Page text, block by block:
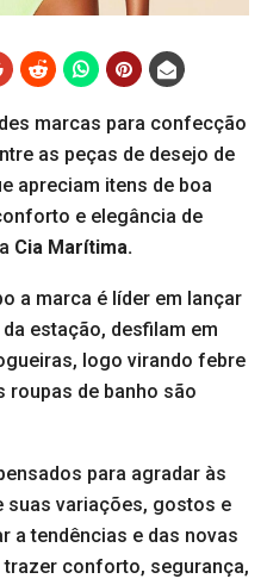
marcas para confecção
as peças de desejo de
apreciam itens de boa
e elegância de
Cia Marítima.
a marca é líder em lançar
estação, desfilam em
logo virando febre
roupas de banho são
para agradar às
suas variações, gostos e
a tendências e das novas
conforto, segurança,